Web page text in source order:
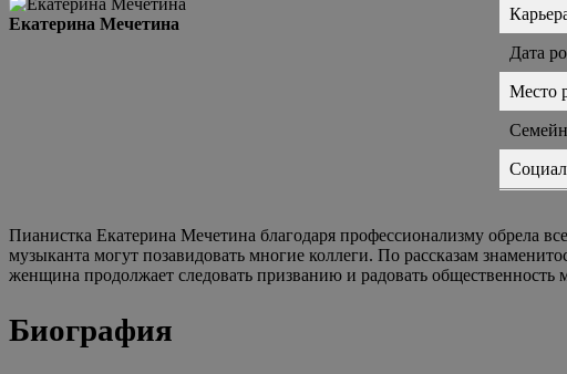
Екатерина Мечетина
Дата
Место
Пианистка Екатерина Мечетина благодаря профессионализму обрела
музыканта могут позавидовать многие коллеги. По рассказам
женщина продолжает следовать призванию и радовать общественность
Биография